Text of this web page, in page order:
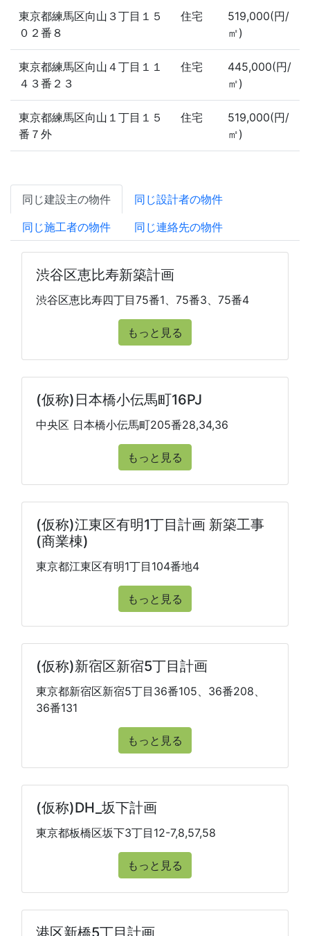
東京都練馬区向山３丁目１５
０２番８
住宅
519,000(円/
㎡)
東京都練馬区向山４丁目１１
４３番２３
住宅
445,000(円/
㎡)
東京都練馬区向山１丁目１５
番７外
住宅
519,000(円/
㎡)
同じ建設主の物件
同じ設計者の物件
同じ施工者の物件
同じ連絡先の物件
渋谷区恵比寿新築計画
渋谷区恵比寿四丁目75番1、75番3、75番4
もっと見る
(仮称)日本橋小伝馬町16PJ
中央区 日本橋小伝馬町205番28,34,36
もっと見る
(仮称)江東区有明1丁目計画 新築工事
(商業棟)
東京都江東区有明1丁目104番地4
もっと見る
(仮称)新宿区新宿5丁目計画
東京都新宿区新宿5丁目36番105、36番208、
36番131
もっと見る
(仮称)DH_坂下計画
東京都板橋区坂下3丁目12-7,8,57,58
もっと見る
港区新橋5丁目計画